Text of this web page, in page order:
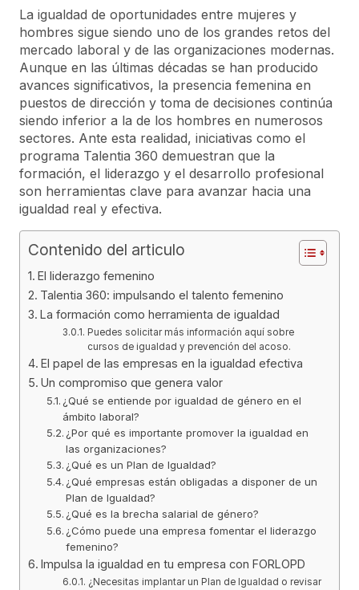
La igualdad de oportunidades entre mujeres y
hombres sigue siendo uno de los grandes retos del
mercado laboral y de las organizaciones modernas.
Aunque en las últimas décadas se han producido
avances significativos, la presencia femenina en
puestos de dirección y toma de decisiones continúa
siendo inferior a la de los hombres en numerosos
sectores. Ante esta realidad, iniciativas como el
programa Talentia 360 demuestran que la
formación, el liderazgo y el desarrollo profesional
son herramientas clave para avanzar hacia una
igualdad real y efectiva.
Contenido del articulo
El liderazgo femenino
Talentia 360: impulsando el talento femenino
La formación como herramienta de igualdad
Puedes solicitar más información aquí sobre
cursos de igualdad y prevención del acoso.
El papel de las empresas en la igualdad efectiva
Un compromiso que genera valor
¿Qué se entiende por igualdad de género en el
ámbito laboral?
¿Por qué es importante promover la igualdad en
las organizaciones?
¿Qué es un Plan de Igualdad?
¿Qué empresas están obligadas a disponer de un
Plan de Igualdad?
¿Qué es la brecha salarial de género?
¿Cómo puede una empresa fomentar el liderazgo
femenino?
Impulsa la igualdad en tu empresa con FORLOPD
¿Necesitas implantar un Plan de Igualdad o revisar